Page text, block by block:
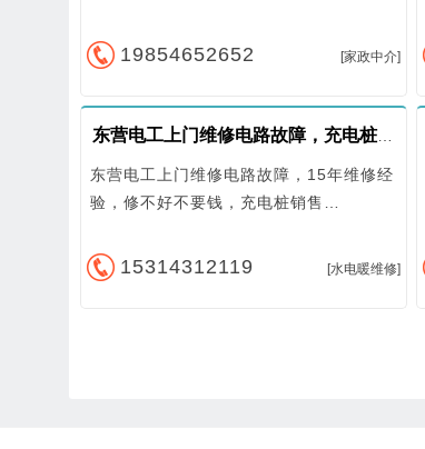
19854652652 [家政中介]
东营电工上门维修电路故障，充电桩安装
东营电工上门维修电路故障，15年维修经
验，修不好不要钱，充电桩销售…
15314312119 [水电暖维修]